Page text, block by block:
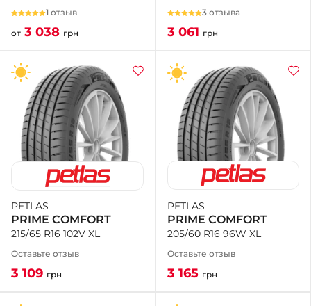
1 отзыв
от 3 038 грн
3 отзыва
3 061 грн
PETLAS
PRIME COMFORT
215/65 R16 102V XL
Оставьте отзыв
3 109 грн
PETLAS
PRIME COMFORT
205/60 R16 96W XL
Оставьте отзыв
3 165 грн